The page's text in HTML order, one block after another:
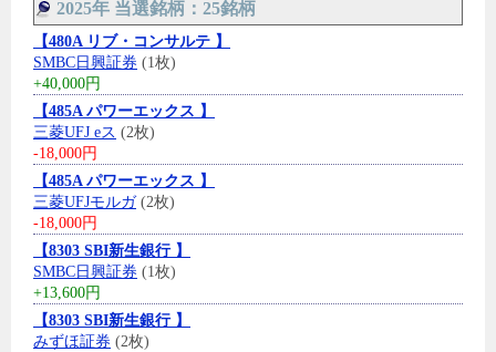
2025年 当選銘柄：25銘柄
【480A リブ・コンサルテ 】
SMBC日興証券 (1枚)
+40,000円
【485A パワーエックス 】
三菱UFJ eス (2枚)
-18,000円
【485A パワーエックス 】
三菱UFJモルガ(2枚)
-18,000円
【8303 SBI新生銀行 】
SMBC日興証券 (1枚)
+13,600円
【8303 SBI新生銀行 】
みずほ証券 (2枚)